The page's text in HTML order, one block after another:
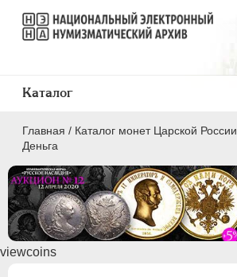
Главная / Каталог монет Царской России
Деньга
viewcoins
Каталог
ПEТР I 1699 - 1725
ЕКАТЕРИНА I